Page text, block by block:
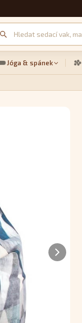
Jóga & spánek